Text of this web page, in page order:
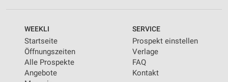
WEEKLI
Startseite
Öffnungszeiten
Alle Prospekte
Angebote
SERVICE
Prospekt einstellen
Verlage
FAQ
Kontakt